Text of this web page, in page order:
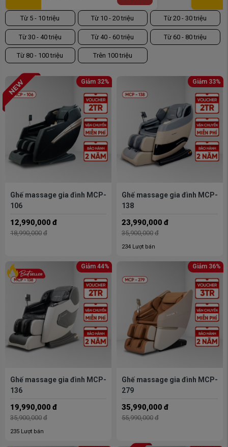
Từ 5 - 10 triệu Từ 10 - 20 triệu Từ 20 - 30 triệu
Từ 30 - 40 triệu Từ 40 - 60 triệu Từ 60 - 80 triệu
Từ 80 - 100 triệu Trên 100 triệu
Giảm 32%
Ghế massage gia đình MCP-
106
12,990,000 đ
18,990,000 đ
Giảm 33%
Ghế massage gia đình MCP-
138
23,990,000 đ
35,900,000 đ
234 Lượt bán
Giảm 44%
Ghế massage gia đình MCP-
136
19,990,000 đ
35,900,000 đ
235 Lượt bán
Giảm 36%
Ghế massage gia đình MCP-
279
35,990,000 đ
55,990,000 đ